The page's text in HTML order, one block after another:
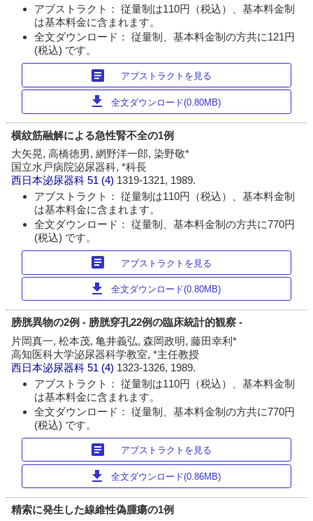
アブストラクト： 従量制は110円（税込）、基本料金制
は基本料金に含まれます。
全文ダウンロード： 従量制、基本料金制の方共に121円
(税込) です。
article アブストラクトを見る
download 全文ダウンロード(0.80MB)
横紋筋融解による急性腎不全の1例
大矢晃, 高橋徳男, 網野洋一郎, 染野敬*
国立水戸病院泌尿器科, *科長
西日本泌尿器科 51 (4) 1319-1321, 1989.
アブストラクト： 従量制は110円（税込）、基本料金制
は基本料金に含まれます。
全文ダウンロード： 従量制、基本料金制の方共に770円
(税込) です。
article アブストラクトを見る
download 全文ダウンロード(0.80MB)
膀胱異物の2例 - 膀胱穿孔22例の臨床統計的観察 -
片岡真一, 松本茂, 亀井義弘, 森岡政明, 藤田幸利*
高知医科大学泌尿器科学教室, *主任教授
西日本泌尿器科 51 (4) 1323-1326, 1989.
アブストラクト： 従量制は110円（税込）、基本料金制
は基本料金に含まれます。
全文ダウンロード： 従量制、基本料金制の方共に770円
(税込) です。
article アブストラクトを見る
download 全文ダウンロード(0.86MB)
精索に発生した線維性偽腫瘍の1例